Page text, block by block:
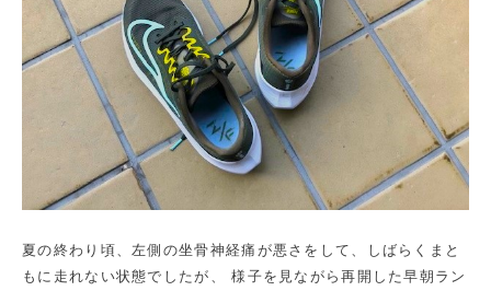
夏の終わり頃、左側の坐骨神経痛が悪さをして、しばらくまと
もに走れない状態でしたが、 様子を見ながら再開した早朝ラン